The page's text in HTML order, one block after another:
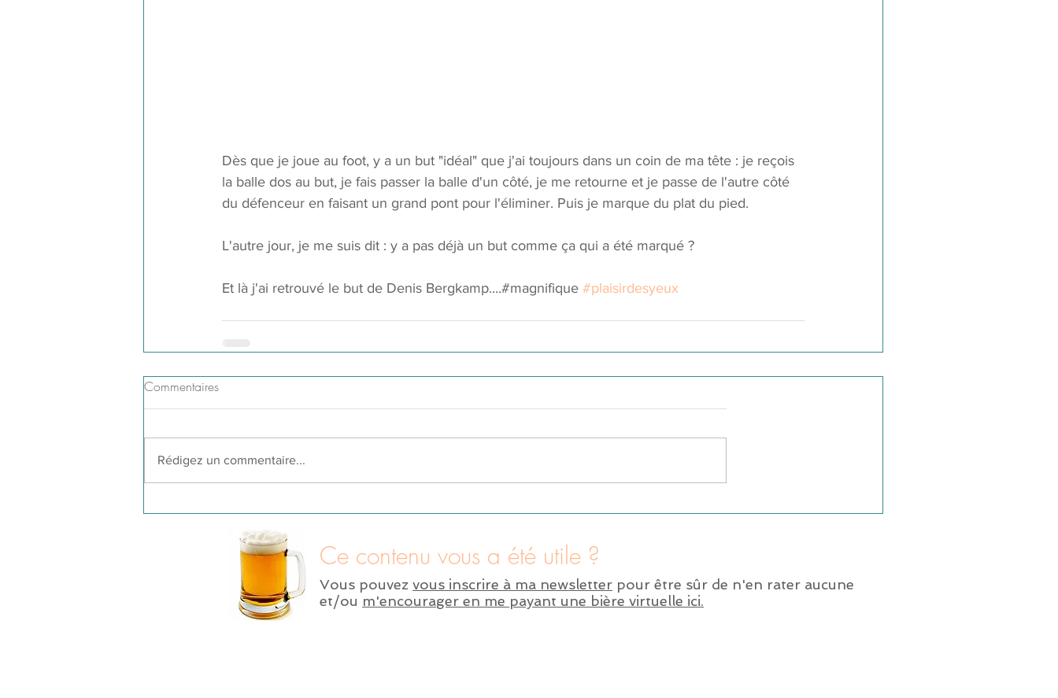
Dès que je joue au foot, y a un but "idéal" que j'ai toujours dans un coin de ma tête : je reçois
la balle dos au but, je fais passer la balle d'un côté, je me retourne et je passe de l'autre côté
du défenceur en faisant un grand pont pour l'éliminer. Puis je marque du plat du pied.
L'autre jour, je me suis dit : y a pas déjà un but comme ça qui a été marqué ?
Et là j'ai retrouvé le but de Denis Bergkamp....#magnifique #plaisirdesyeux
Commentaires
Rédigez un commentaire...
Ce contenu vous a été utile ?
Vous pouvez vous inscrire à ma newsletter pour être sûr de n'en rater aucune
et/ou m'encourager en me payant une bière virtuelle ici.